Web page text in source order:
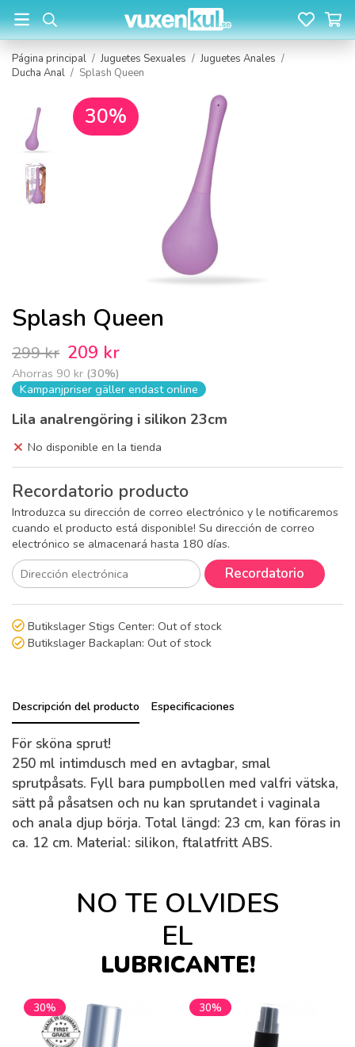
Página principal / Juguetes Sexuales / Juguetes Anales /
Ducha Anal / Splash Queen
30%
Splash Queen
299 kr 209 kr
Ahorras 90 kr (30%)
Kampanjpriser gäller endast online
Lila analrengöring i silikon 23cm
No disponible en la tienda
Recordatorio producto
Introduzca su dirección de correo electrónico y le notificaremos
cuando el producto está disponible! Su dirección de correo
electrónico se almacenará hasta 180 días.
Recordatorio
Butikslager Stigs Center: Out of stock
Butikslager Backaplan: Out of stock
Descripción del producto Especificaciones
För sköna sprut!
250 ml intimdusch med en avtagbar, smal
sprutpåsats. Fyll bara pumpbollen med valfri vätska,
sätt på påsatsen och nu kan sprutandet i vaginala
och anala djup börja. Total längd: 23 cm, kan föras in
ca. 12 cm. Material: silikon, ftalatfritt ABS.
NO TE OLVIDES
EL
LUBRICANTE!
30% 30%